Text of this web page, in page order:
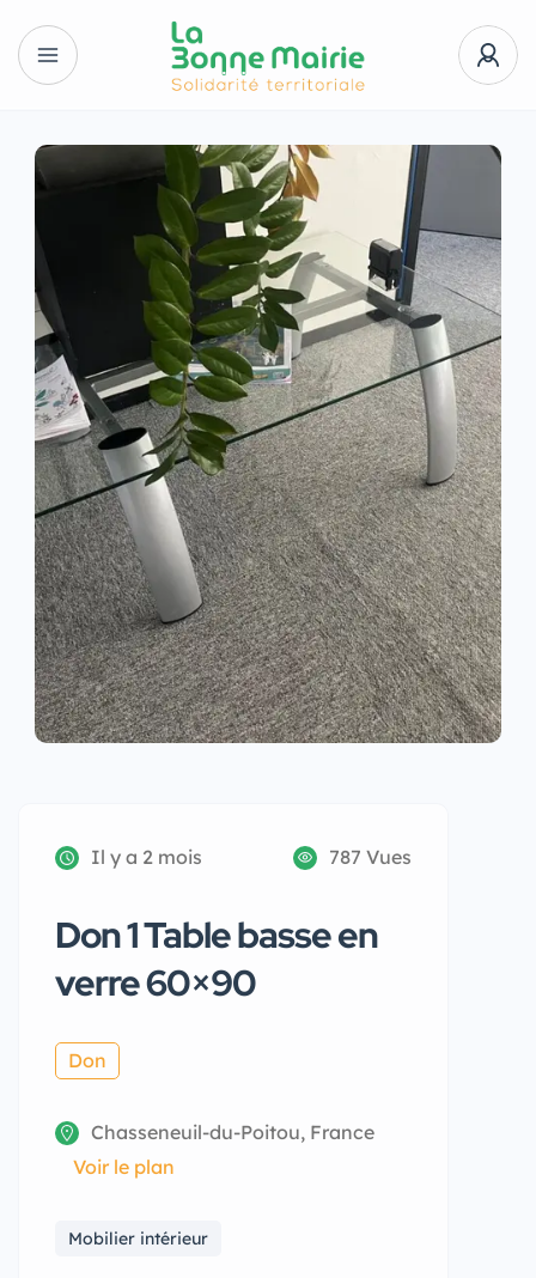
Il y a 2 mois 787 Vues
Don 1 Table basse en
verre 60×90
Don
Chasseneuil-du-Poitou, France
Voir le plan
Mobilier intérieur